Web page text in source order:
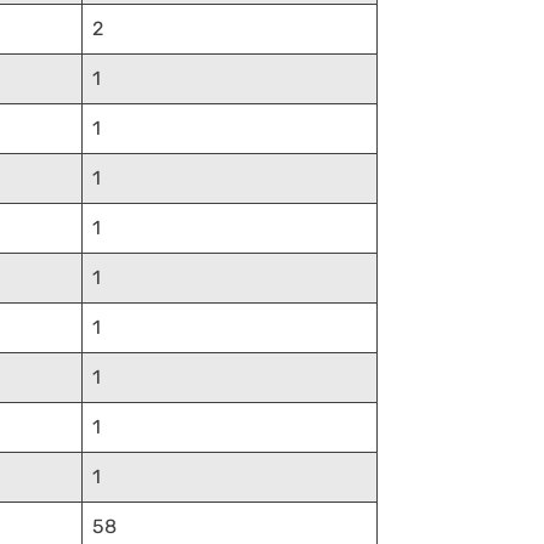
2
1
1
1
1
1
1
1
1
1
58